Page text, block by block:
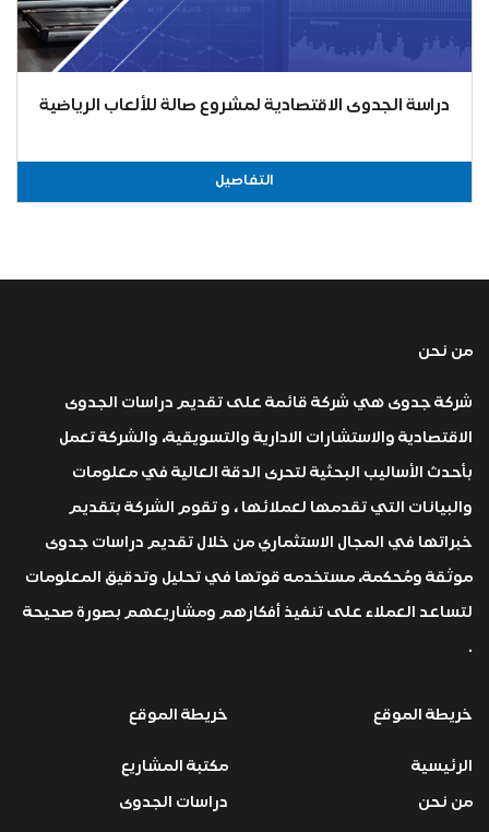
دراسة الجدوى الاقتصادية لمشروع صالة للألعاب الرياضية
التفاصيل
من نحن
شركة جدوى هي شركة قائمة على تقديم دراسات الجدوى
الاقتصادية والاستشارات الادارية والتسويقية، والشركة تعمل
بأحدث الأساليب البحثية لتحرى الدقة العالية في معلومات
والبيانات التي تقدمها لعملائها ، و تقوم الشركة بتقديم
خبراتها في المجال الاستثماري من خلال تقديم دراسات جدوى
موثقة ومُحكمة، مستخدمه قوتها في تحليل وتدقيق المعلومات
لتساعد العملاء على تنفيذ أفكارهم ومشاريعهم بصورة صحيحة
.
خريطة الموقع
الرئيسية
من نحن
خريطة الموقع
مكتبة المشاريع
دراسات الجدوى